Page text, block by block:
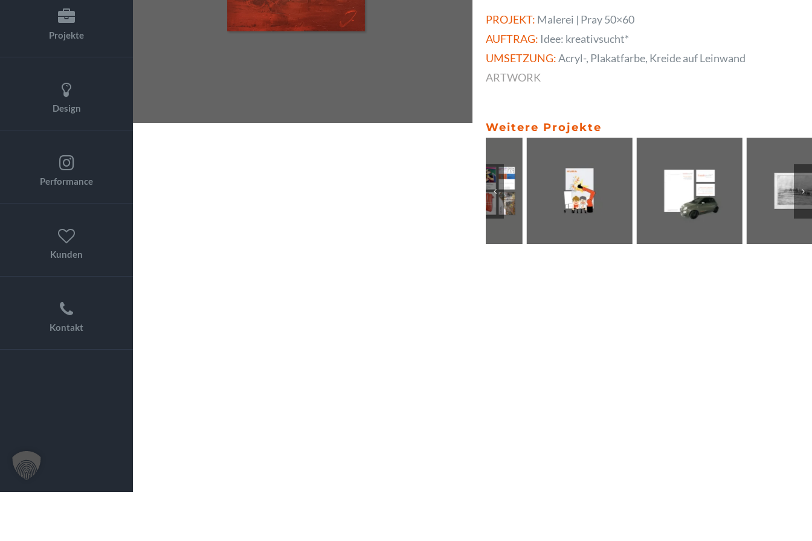
Projekte
Design
Performance
Kunden
Kontakt
PROJEKT: Malerei | Pray 50×60
AUFTRAG: Idee: kreativsucht*
UMSETZUNG:Acryl-, Plakatfarbe, Kreide auf Leinwand
ARTWORK
Weitere Projekte